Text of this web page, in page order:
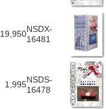
19,950NSDX-
16481
1,995NSDS-
16478